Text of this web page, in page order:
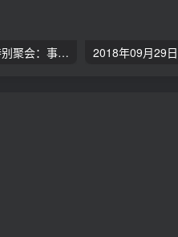
2007年基督学房特别聚会：事奉的学习 01 刘志雄